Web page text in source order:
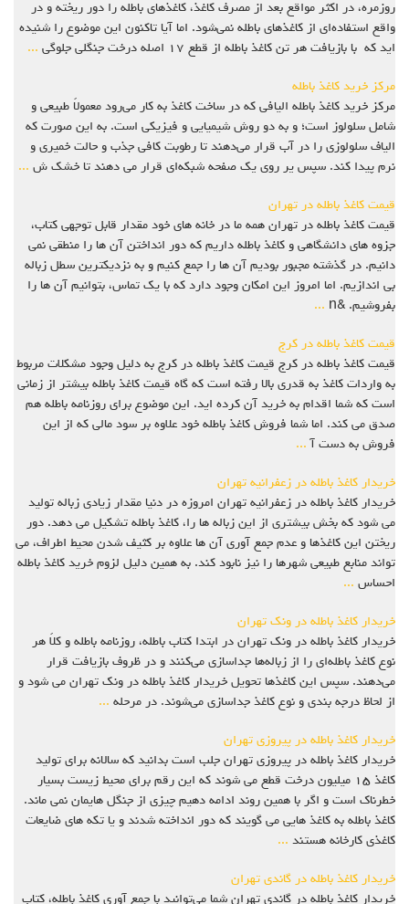
روزمره، در اکثر مواقع بعد از مصرف کاغذ، کاغذهای باطله را دور ریخته و در
واقع استفاده‌ای از کاغذهای باطله نمی‌شود. اما آیا تاکنون این موضوع را شنیده
اید که با بازیافت هر تن کاغذ باطله از قطع ۱۷ اصله درخت جنگلی جلوگی
...
مرکز خرید کاغذ باطله
مرکز خرید کاغذ باطله الیافی که در ساخت کاغذ به‌ کار می‌رود معمولاً طبیعی و
شامل سلولوز است؛ و به دو روش شیمیایی و فیزیکی است. به این صورت که
الیاف سلولوزی را در آب قرار می‌دهند تا رطوبت کافی جذب و حالت خمیری و
نرم پیدا کند. سپس یر روی یک صفحه شبکه‌ای قرار می ‌دهند تا خشک ش ...
قیمت کاغذ باطله در تهران
قیمت کاغذ باطله در تهران همه ما در خانه های خود مقدار قابل توجهی کتاب،
جزوه های دانشگاهی و کاغذ باطله داریم که دور انداختن آن ها را منطقی نمی
دانیم. در گذشته مجبور بودیم آن ها را جمع کنیم و به نزدیکترین سطل زباله
بی اندازیم. اما امروز این امکان وجود دارد که با یک تماس، بتوانیم آن ها را
بفروشیم. &n
...
قیمت کاغذ باطله در کرج
قیمت کاغذ باطله در کرج قیمت کاغذ باطله در کرج به دلیل وجود مشکلات مربوط
به واردات کاغذ به قدری بالا رفته است که گاه قیمت کاغذ باطله بیشتر از زمانی
است که شما اقدام به خرید آن کرده اید. این موضوع برای روزنامه باطله هم
صدق می کند. اما شما فروش کاغذ باطله خود علاوه بر سود مالی که از این
فروش به دست آ ...
خریدار کاغذ باطله در زعفرانیه تهران
خریدار کاغذ باطله در زعفرانیه تهران امروزه در دنیا مقدار زیادی زباله تولید
می شود که بخش بیشتری از این زباله ها را، کاغذ باطله تشکیل می دهد. دور
ریختن این کاغذها و عدم جمع آوری آن ها علاوه بر کثیف شدن محیط اطراف، می
تواند منابع طبیعی شهرها را نیز نابود کند. به همین دلیل لزوم خرید کاغذ باطله
احساس ...
خریدار کاغذ باطله در ونک تهران
خریدار کاغذ باطله در ونک تهران در ابتدا کتاب باطله، روزنامه باطله و کلاً هر
نوع کاغذ باطله‌ای را از زباله‌ها جداسازی می‌کنند و در ظروف بازیافت قرار
می‌دهند. سپس این کاغذها تحویل خریدار کاغذ باطله در ونک تهران می شود و
از لحاظ درجه بندی و نوع کاغذ جداسازی می‌شوند. در مرحله ...
خریدار کاغذ باطله در پیروزی تهران
خریدار کاغذ باطله در پیروزی تهران جلب است بدانید که سالانه برای تولید
کاغذ ۱۵ میلیون درخت قطع می شوند که این رقم برای محیط زیست بسیار
خطرناک است و اگر با همین روند ادامه دهیم چیزی از جنگل هایمان نمی ماند.
کاغذ باطله به کاغذ هایی می گویند که دور انداخته شدند و یا تکه های ضایعات
کاغذی کارخانه هستند ...
خریدار کاغذ باطله در گاندی تهران
خریدار کاغذ باطله در گاندی تهران شما می‌توانید با جمع آوری کاغذ باطله، کتاب